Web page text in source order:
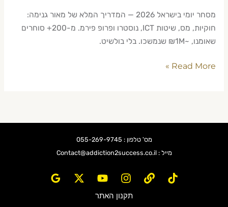
מסחר יומי בישראל 2026 — המדריך המלא של מאור גנימה:
חוקיות, מס, שיטות ICT, נוסטרו ופרופ פירמ. מ-200+ סוחרים
שאומנו, ~₪1M שנמשכו. בלי בולשיט.
Read More »
מס' טלפון : 055-269-9745
מייל : Contact@addiction2success.co.il
תקנון האתר